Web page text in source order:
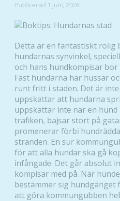
Publicerad 1 juni, 2026
Detta är en fantastiskt rolig
hundarnas synvinkel,
och hans hundkompisar bor
Fast hundarna har hussar
runt fritt i staden. Det är
uppskattar att hundarna
uppskattar inte när en
trafiken, bajsar stort på
promenerar förbi
stranden. En sur
för att alla hundar ska gå
infångade. Det går absolut
kompisar med på. När
bestämmer sig hundgänget
att göra kommungubben